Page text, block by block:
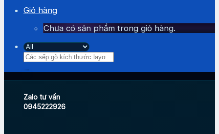
Zalo tư vấn
0945222926
Giỏ hàng
Chưa có sản phẩm trong giỏ hàng.
Tìm
kiếm: